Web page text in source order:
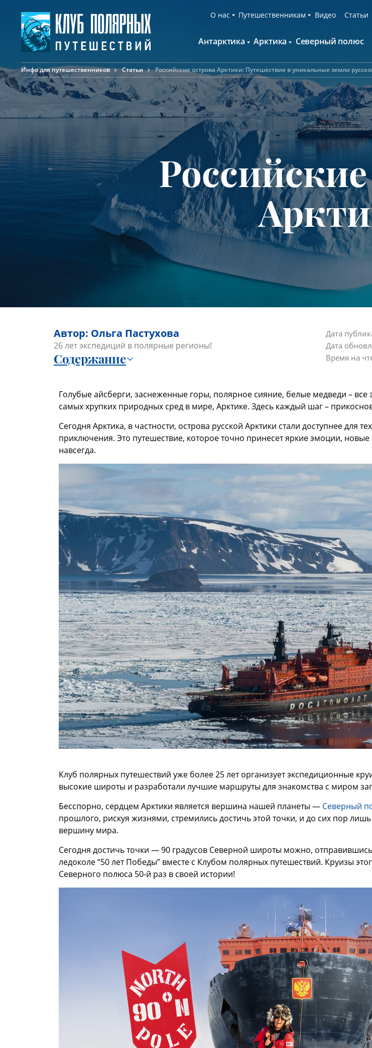
О нас
О компании
С нами путешествуют
Экспедиционная команда
Пресс-центр
Мы помогаем
Наши партнёры
Вакансии
Контакты
Обратная связь
Путешественникам
Русскоязычные группы
Наши суда
Дополнительные опции
Фирменная парка
Что брать с собой
Клуб привилегий
Каталоги
Отзывы
Вопросы и ответы
Специальные мероприятия
Подарочный сертификат
Видео Статьи
Антарктика
Антарктида и Южный полярный круг
Континент Антарктида Классика
Континент Антарктида Новый год
Фолклендские о-ва и Южная Георгия
Фолклендские о-ва, Южная Георгия и
Антарктида
Арктика
Британские острова
Гренландия
Исландия
Шпицберген
Северный полюс
Инфо для путешественников Статьи Российские острова Арктики: Путешествие в уникальные земли
Автор: Ольга Пастухова
26 лет экспедиций в полярные регионы!
Содержание
Дата
Дата
Время на
Голубые айсберги, заснеженные горы, полярное сияние, белые медведи –
самых хрупких природных сред в мире, Арктике. Здесь каждый шаг –
Сегодня Арктика, в частности, острова русской Арктики стали доступнее для
приключения. Это путешествие, которое точно принесет яркие эмоции,
навсегда.
Клуб полярных путешествий уже более 25 лет организует экспедиционные
высокие широты и разработали лучшие маршруты для знакомства с миром
Бесспорно, сердцем Арктики является вершина нашей планеты — Северный
прошлого, рискуя жизнями, стремились достичь этой точки, и до сих пор
вершину мира.
Сегодня достичь точки — 90 градусов Северной широты можно,
ледоколе “50 лет Победы” вместе с Клубом полярных путешествий. Круизы
Северного полюса 50-й раз в своей истории!